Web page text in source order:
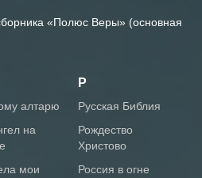
«Полюс Веры» (основная
алтарю
мои
Р
Русская Библия
Рождество
Христово
Россия в огне